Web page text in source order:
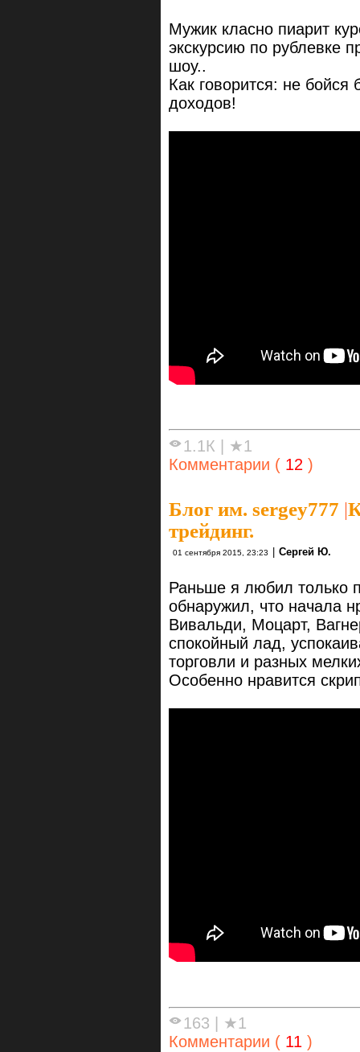
Мужик класно пиарит
экскурсию по рублевке
шоу..
Как говорится: не
доходов!
1.1К
★1
Комментарии ( 12 )
Блог им. sergey777 |
трейдинг.
01 сентября 2015, 23:23 Сергей Ю.
Раньше я любил только
обнаружил, что начала
Вивальди, Моцарт,
спокойный лад,
торговли и разных
Особенно нравится
163
★1
Комментарии ( 11 )